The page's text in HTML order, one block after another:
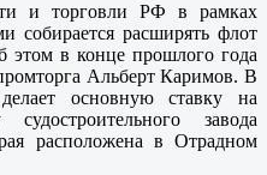
и торговли РФ в рамках
собирается расширять флот
этом в конце прошлого года
Альберт Каримов. В
основную ставку на
завода
расположена в Отрадном